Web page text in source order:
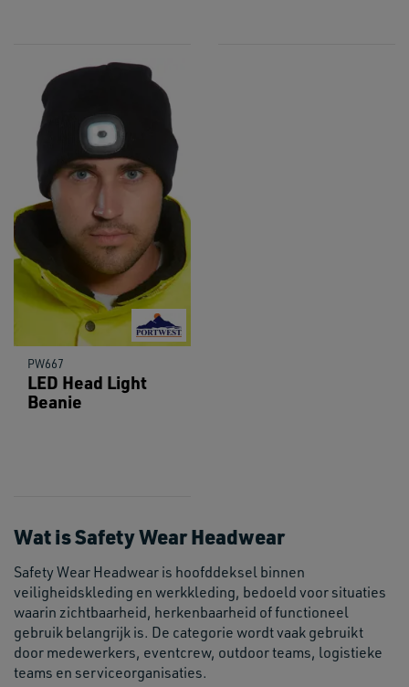
PW667
LED Head Light
Beanie
Wat is Safety Wear Headwear
Safety Wear Headwear is hoofddeksel binnen
veiligheidskleding en werkkleding, bedoeld voor situaties
waarin zichtbaarheid, herkenbaarheid of functioneel
gebruik belangrijk is. De categorie wordt vaak gebruikt
door medewerkers, eventcrew, outdoor teams, logistieke
teams en serviceorganisaties.